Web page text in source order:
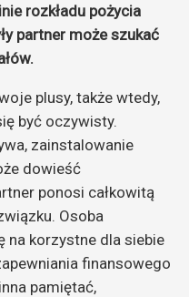
rozkładu pożycia
partner może szukać
plusy, także wtedy,
być oczywisty.
zainstalowanie
dowieść
ponosi całkowitą
Osoba
na korzystne dla siebie
finansowego
pamiętać,